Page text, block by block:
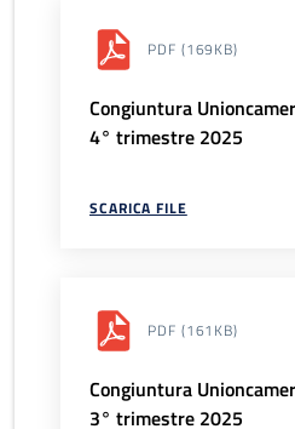
PDF (169KB)
Congiuntura
4° trimestre 2025
SCARICA FILE
PDF (161KB)
Congiuntura
3° trimestre 2025